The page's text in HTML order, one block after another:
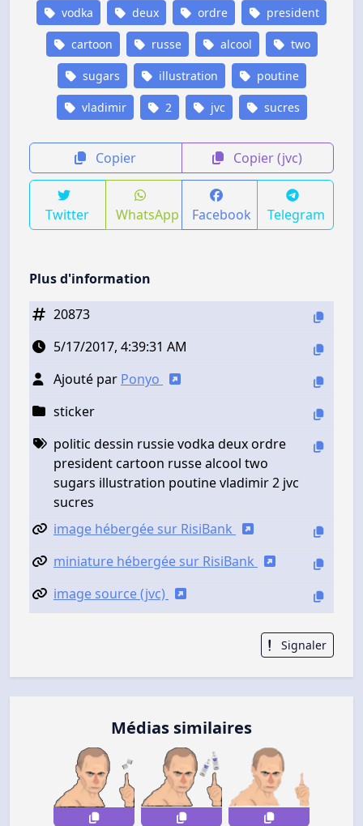
vodka deux ordre president
cartoon russe alcool two
sugars illustration poutine
vladimir 2 jvc sucres
Copier Copier (jvc)
Twitter WhatsApp Facebook Telegram
Plus d'information
20873
5/17/2017, 4:39:31 AM
Ajouté par Ponyo
sticker
politic dessin russie vodka deux ordre
president cartoon russe alcool two
sugars illustration poutine vladimir 2 jvc
sucres
image hébergée sur RisiBank
miniature hébergée sur RisiBank
image source (jvc)
Signaler
Médias similaires